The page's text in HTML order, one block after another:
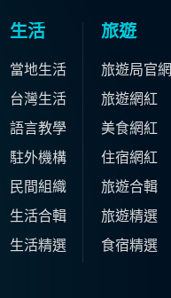
生活
當地生活
台灣生活
語言教學
駐外機構
民間組織
生活合輯
生活精選
旅遊
旅遊局官網
旅遊網紅
美食網紅
住宿網紅
旅遊合輯
旅遊精選
食宿精選